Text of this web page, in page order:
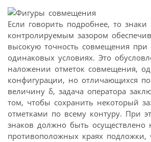
Если говорить подробнее, то
контролируемым зазором
высокую точность совмещения при
одинаковых условиях. Это
наложении отметок совмещения,
конфигурации, но отличающихся
величину δ, задача оператора
том, чтобы сохранить некоторый
отметками по всему контуру. При
знаков должно быть осуществлено
противоположных краях подложки,